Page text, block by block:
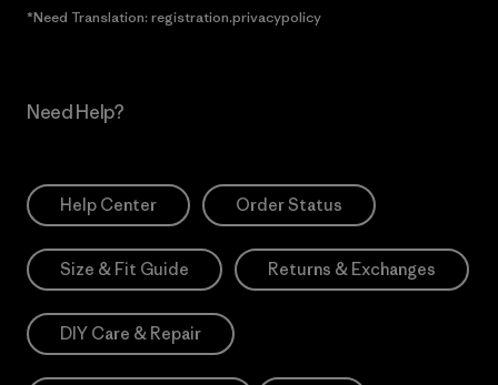
*Need Translation: registration.privacypolicy
Need Help?
Help Center Order Status
Size & Fit Guide Returns & Exchanges
DIY Care & Repair